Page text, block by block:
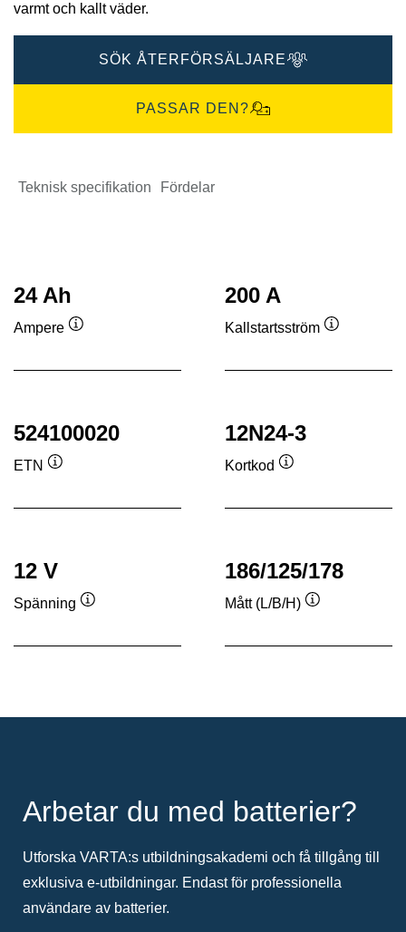
varmt och kallt väder.
SÖK ÅTERFÖRSÄLJARE
PASSAR DEN?
Teknisk specifikation Fördelar
24 Ah
Ampere
200 A
Kallstartsström
524100020
ETN
12N24-3
Kortkod
12 V
Spänning
186/125/178
Mått (L/B/H)
Arbetar du med batterier?
Utforska VARTA:s utbildningsakademi och få tillgång till
exklusiva e-utbildningar. Endast för professionella
användare av batterier.